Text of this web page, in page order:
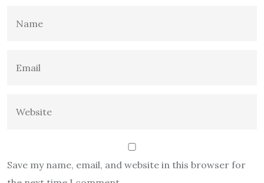
Save my name, email, and website in this browser for